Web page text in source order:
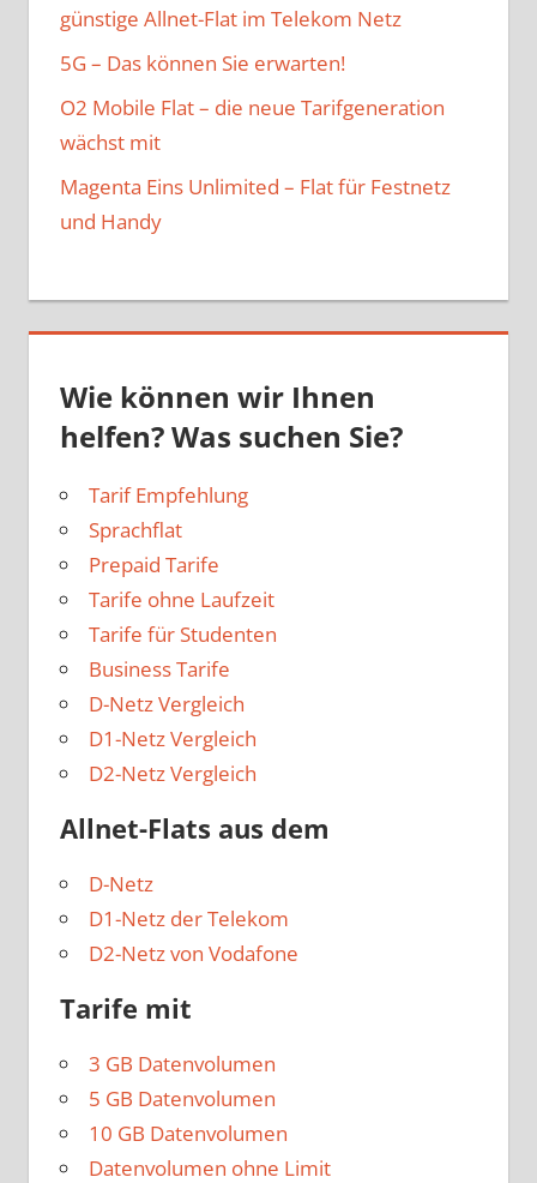
günstige Allnet-Flat im Telekom Netz
5G – Das können Sie erwarten!
O2 Mobile Flat – die neue Tarifgeneration
wächst mit
Magenta Eins Unlimited – Flat für Festnetz
und Handy
Wie können wir Ihnen
helfen? Was suchen Sie?
Tarif Empfehlung
Sprachflat
Prepaid Tarife
Tarife ohne Laufzeit
Tarife für Studenten
Business Tarife
D-Netz Vergleich
D1-Netz Vergleich
D2-Netz Vergleich
Allnet-Flats aus dem
D-Netz
D1-Netz der Telekom
D2-Netz von Vodafone
Tarife mit
3 GB Datenvolumen
5 GB Datenvolumen
10 GB Datenvolumen
Datenvolumen ohne Limit